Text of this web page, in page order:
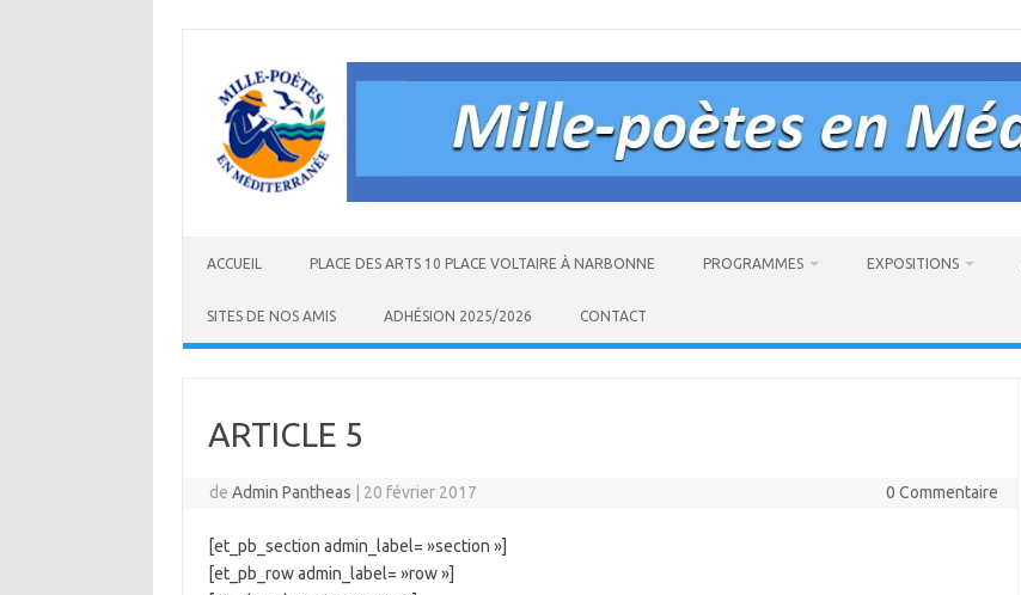
ACCUEIL PLACE DES ARTS 10 PLACE VOLTAIRE À NARBONNE PROGRAMMES EXPOSITIONS
SITES DE NOS AMIS ADHÉSION 2025/2026 CONTACT
ARTICLE 5
deAdmin Pantheas 20 février 2017 0 Commentaire
[et_pb_section admin_label= »section »]
[et_pb_row admin_label= »row »]